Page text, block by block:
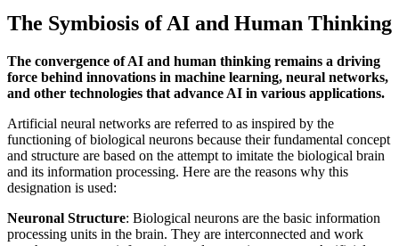
The Symbiosis ofAI and Human Thinking
The convergence ofAI and human thinking remains a driving
force behind innovations in machine learning, neural networks,
and other technologies that advance AI in various applications.
Artificial neural networks are referred to as inspired by the
functioning ofbiological neurons because theirfundamental concept
and structure are based on the attempt to imitate the biological brain
and its information processing. Here are the reasons why this
designation is used:
Neuronal Structure: Biological neurons are the basic information
processing units in the brain. They are interconnected and work